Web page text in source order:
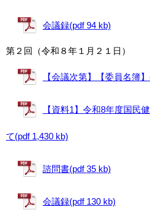
会議録(pdf 94 kb)
第２回（令和８年１月２１日）
【会議次第】【委員名簿
【資料1】令和8年度国民
て(pdf 1,430 kb)
諮問書(pdf 35 kb)
会議録(pdf 130 kb)